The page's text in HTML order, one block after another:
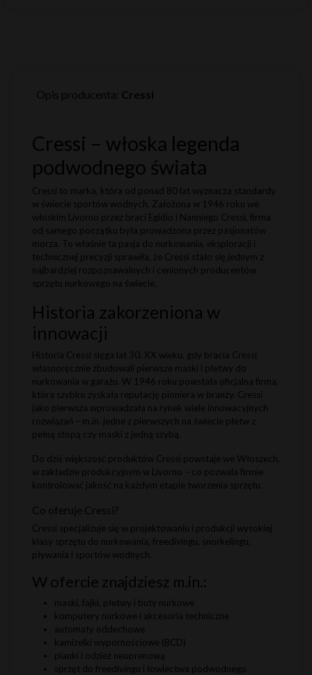
Opis producenta: Cressi
Cressi – włoska legenda
podwodnego świata
Cressi to marka, która od ponad 80 lat wyznacza standardy
w świecie sportów wodnych. Założona w 1946 roku we
włoskim Livorno przez braci Egidio i Nanniego Cressi, firma
od samego początku była prowadzona przez pasjonatów
morza. To właśnie ta pasja do nurkowania, eksploracji i
technicznej precyzji sprawiła, że Cressi stało się jednym z
najbardziej rozpoznawalnych i cenionych producentów
sprzętu nurkowego na świecie.
Historia zakorzeniona w
innowacji
Historia Cressi sięga lat 30. XX wieku, gdy bracia Cressi
własnoręcznie zbudowali pierwsze maski i płetwy do
nurkowania w garażu. W 1946 roku powstała oficjalna firma,
która szybko zyskała reputację pioniera w branży. Cressi
jako pierwsza wprowadzała na rynek wiele innowacyjnych
rozwiązań – m.in. jedne z pierwszych na świecie płetw z
pełną stopą czy maski z jedną szybą.
Do dziś większość produktów Cressi powstaje we Włoszech,
w zakładzie produkcyjnym w Livorno – co pozwala firmie
kontrolować jakość na każdym etapie tworzenia sprzętu.
Co oferuje Cressi?
Cressi specjalizuje się w projektowaniu i produkcji wysokiej
klasy sprzętu do nurkowania, freedivingu, snorkelingu,
pływania i sportów wodnych.
W ofercie znajdziesz m.in.:
maski, fajki, płetwy i buty nurkowe
komputery nurkowe i akcesoria techniczne
automaty oddechowe
kamizelki wypornościowe (BCD)
pianki i odzież neoprenową
sprzęt do freedivingu i łowiectwa podwodnego